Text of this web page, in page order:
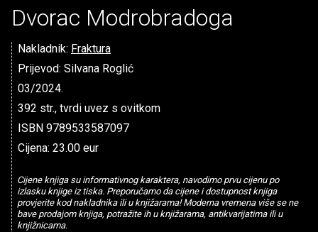
Dvorac Modrobradoga
Nakladnik: Fraktura
Prijevod: Silvana Roglić
03/2024.
392 str., tvrdi uvez s ovitkom
ISBN 9789533587097
Cijena: 23.00 eur
Cijene knjiga su informativnog karaktera, navodimo prvu cijenu po
izlasku knjige iz tiska. Preporučamo da cijene i dostupnost knjiga
provjerite kod nakladnika ili u knjižarama! Moderna vremena više se ne
bave prodajom knjiga, potražite ih u knjižarama, antikvarijatima ili u
knjižnicama.